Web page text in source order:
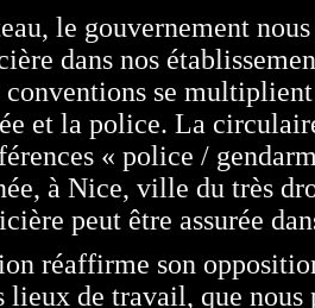
le gouvernement
dans nos
conventions se
et la police. La
« police /
à Nice, ville du très
peut être assurée
réaffirme son
lieux de travail, que nous